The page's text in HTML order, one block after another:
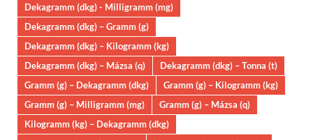
Dekagramm (dkg) - Milligramm (mg)
Dekagramm (dkg) – Gramm (g)
Dekagramm (dkg) – Kilogramm (kg)
Dekagramm (dkg) – Mázsa (q)
Dekagramm (dkg) – Tonna (t)
Gramm (g) – Dekagramm (dkg)
Gramm (g) – Kilogramm (kg)
Gramm (g) – Milligramm (mg)
Gramm (g) – Mázsa (q)
Kilogramm (kg) – Dekagramm (dkg)